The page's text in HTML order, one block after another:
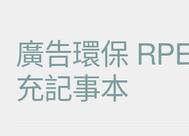
廣告環保
充記事本